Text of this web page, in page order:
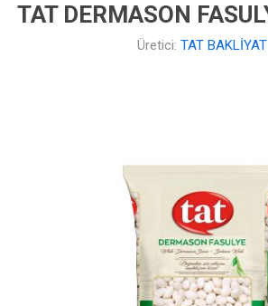
TAT DERMASON
Üretici: TAT BAKLİYAT